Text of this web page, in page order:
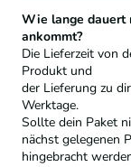
Wie lange dauert
ankommt?
Die Lieferzeit von
Produkt und
der Lieferung zu
Werktage.
Sollte dein Paket
nächst gelegenen
hingebracht